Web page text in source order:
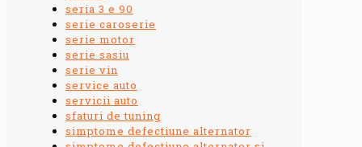
seria 3 e 90
serie caroserie
serie motor
serie sasiu
serie vin
service auto
servicii auto
sfaturi de tuning
simptome defectiune alternator